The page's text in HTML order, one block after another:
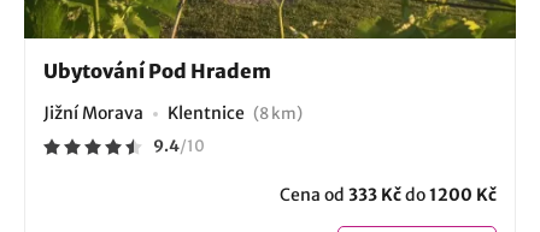
Ubytování Pod Hradem
Jižní Morava Klentnice (8 km)
9.4/10
Cena od 333 Kčdo1200 Kč